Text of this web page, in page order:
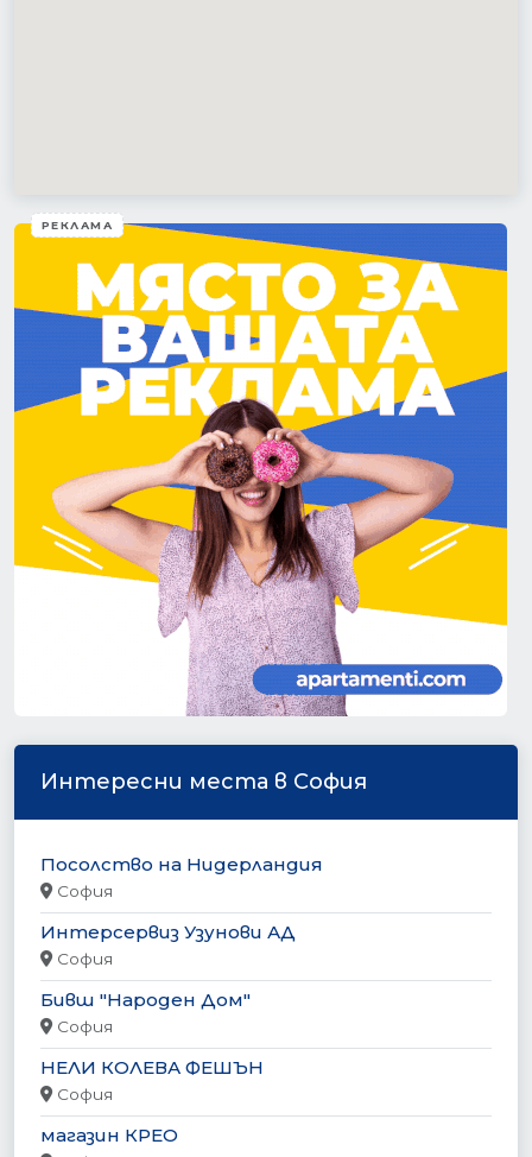
РЕКЛАМА
Интересни места в София
Посолство на Нидерландия
София
Интерсервиз Узунови АД
София
Бивш "Народен Дом"
София
НЕЛИ КОЛЕВА ФЕШЪН
София
магазин КРЕО